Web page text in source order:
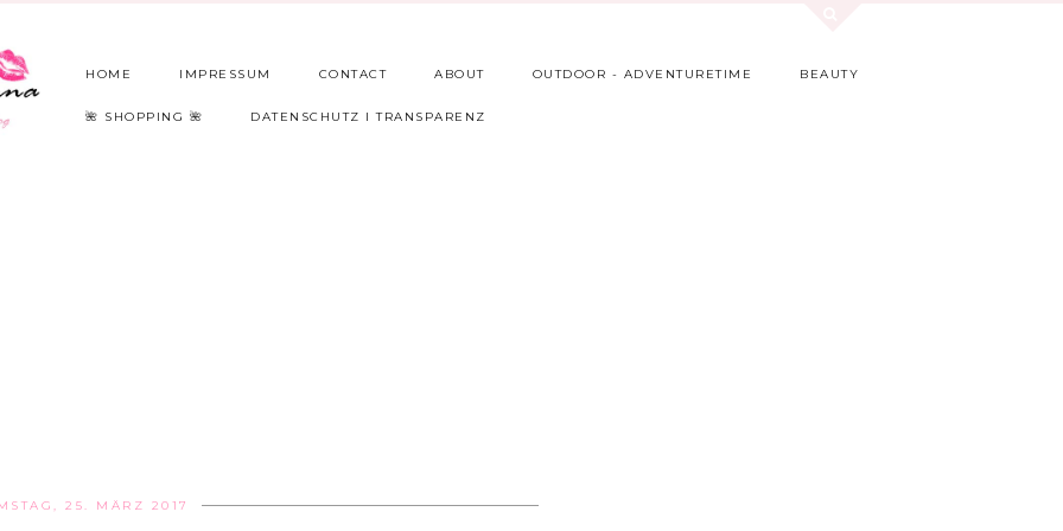
HOME IMPRESSUM CONTACT ABOUT OUTDOOR - ADVENTURETIME BEAUTY
🌺 SHOPPING 🌺 DATENSCHUTZ I TRANSPARENZ
25. MÄRZ 2017